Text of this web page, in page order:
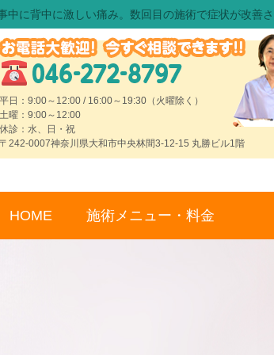
中に背中に激しい痛み。数回目の施術で症状が改
平日：9:00～12:00 / 16:00～19:30（火曜除く）
土曜：9:00～12:00
休診：水、日・祝
〒242-0007神奈川県大和市中央林間3-12-15 丸勝ビル1階
HOME 施術メニュー・料金